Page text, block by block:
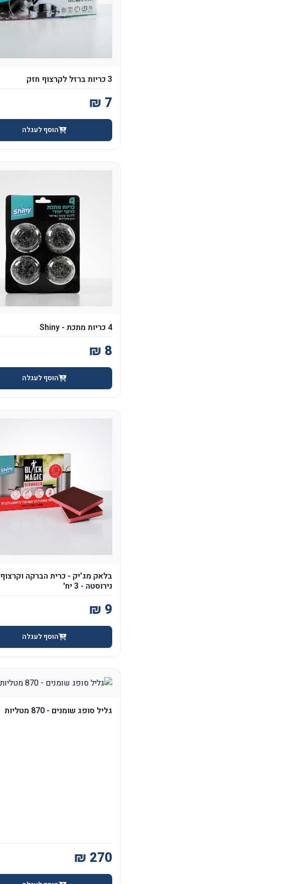
3 כריות ברזל לקרצוף חזק
הוסף לעגלה
4 כריות מתכת - Shiny
הוסף לעגלה
בלאק מג'יק - כרית הברקה וקרצוף
נירוסטה - 3 יח'
הוסף לעגלה
גליל סופג שומנים - 870 מטליות